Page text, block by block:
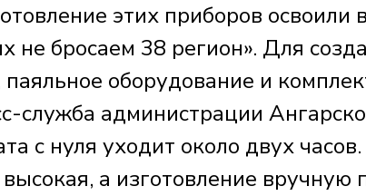
этих приборов
не бросаем 38 регион». Для
оборудование и
служба администрации
с нуля уходит около двух
а изготовление вручную